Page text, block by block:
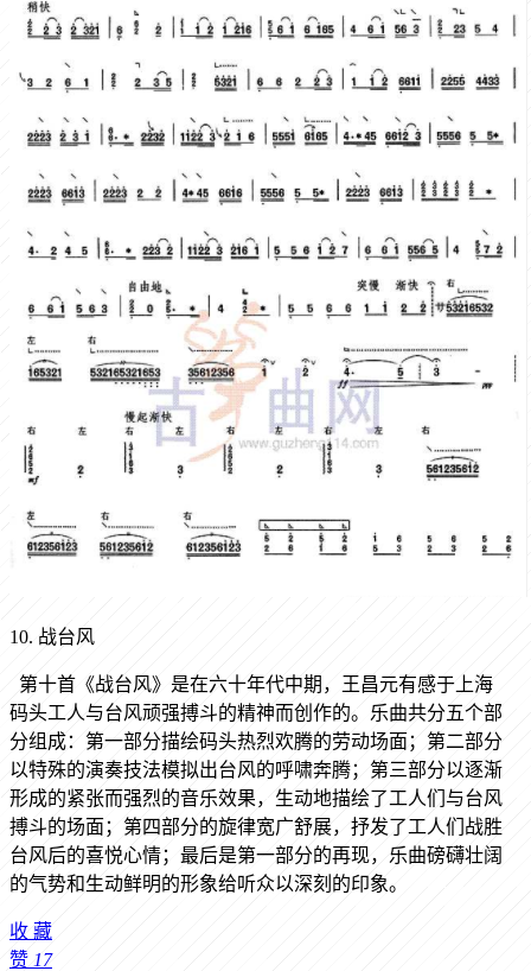
10. 战台风
第十首《战台风》是在六十年代中期，王昌元有感于上海
码头工人与台风顽强搏斗的精神而创作的。乐曲共分五个部
分组成：第一部分描绘码头热烈欢腾的劳动场面；第二部分
以特殊的演奏技法模拟出台风的呼啸奔腾；第三部分以逐渐
形成的紧张而强烈的音乐效果，生动地描绘了工人们与台风
搏斗的场面；第四部分的旋律宽广舒展，抒发了工人们战胜
台风后的喜悦心情；最后是第一部分的再现，乐曲磅礴壮阔
的气势和生动鲜明的形象给听众以深刻的印象。
收 藏
赞 17